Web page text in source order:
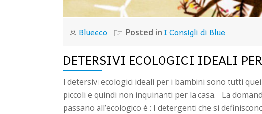
Blueeco Posted in I Consigli di Blue
DETERSIVI ECOLOGICI IDEALI
I detersivi ecologici ideali per i bambini sono tutti
piccoli e quindi non inquinanti per la casa. La
passano all’ecologico è : I detergenti che si